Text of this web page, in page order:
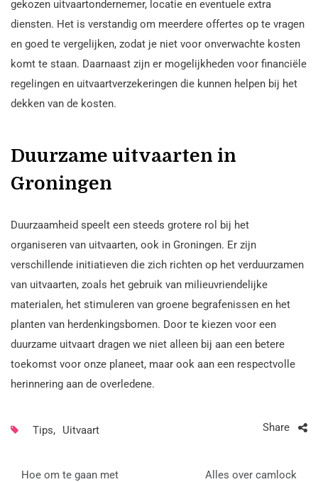
gekozen uitvaartondernemer, locatie en eventuele extra
diensten. Het is verstandig om meerdere offertes op te vragen
en goed te vergelijken, zodat je niet voor onverwachte kosten
komt te staan. Daarnaast zijn er mogelijkheden voor financiële
regelingen en uitvaartverzekeringen die kunnen helpen bij het
dekken van de kosten.
Duurzame uitvaarten in
Groningen
Duurzaamheid speelt een steeds grotere rol bij het
organiseren van uitvaarten, ook in Groningen. Er zijn
verschillende initiatieven die zich richten op het verduurzamen
van uitvaarten, zoals het gebruik van milieuvriendelijke
materialen, het stimuleren van groene begrafenissen en het
planten van herdenkingsbomen. Door te kiezen voor een
duurzame uitvaart dragen we niet alleen bij aan een betere
toekomst voor onze planeet, maar ook aan een respectvolle
herinnering aan de overledene.
Tips, Uitvaart Share
Hoe om te gaan met
Alles over camlock